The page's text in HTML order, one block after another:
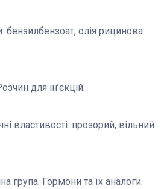
бензилбензоат, олія рицинова
для ін’єкцій.
властивості: прозорий, вільний
група. Гормони та їх аналоги.